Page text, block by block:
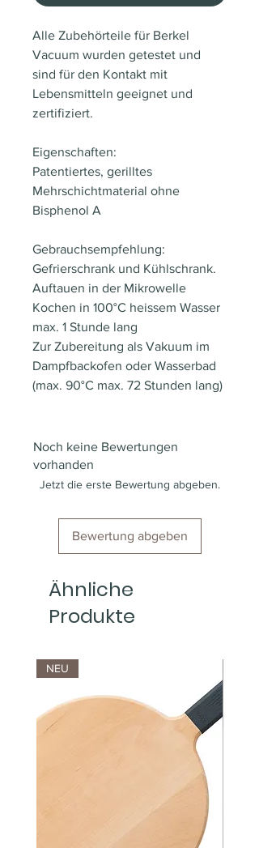
Alle Zubehörteile für Berkel
Vacuum wurden getestet und
sind für den Kontakt mit
Lebensmitteln geeignet und
zertifiziert.
Eigenschaften:
Patentiertes, gerilltes
Mehrschichtmaterial ohne
Bisphenol A
Gebrauchsempfehlung:
Gefrierschrank und Kühlschrank.
Auftauen in der Mikrowelle
Kochen in 100°C heissem Wasser
max. 1 Stunde lang
Zur Zubereitung als Vakuum im
Dampfbackofen oder Wasserbad
(max. 90°C max. 72 Stunden lang)
Noch keine Bewertungen
vorhanden
Jetzt die erste Bewertung abgeben.
Bewertung abgeben
Ähnliche
Produkte
NEU